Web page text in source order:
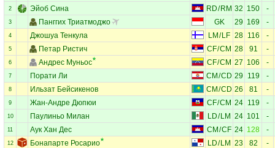
2 Эйоб Сина RD/ RM 32 150 -
3 Панггих Триатмоджо GK 29 169 -
4 Джошуа Тенкула LM / LF 28 116 -
5 Петар Ристич CF/CM 28 91 -
6 Андрес Муньос CF/CM 27 106 -
7 Порати Ли CM /CD 29 119 -
8 Ильзат Бейсикенов CM /CD 26 81 -
9 Жан-Андре Дюпюи CF/CM 24 119 -
10 Паулиньо Милан LD/ LM 24 101 -
11 Аук Хан Дес CM /CF 24 128 -
12 Бонапарте Росарио LD/ LM 23 82 -